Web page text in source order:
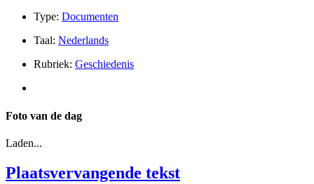
Type: Documenten
Taal: Nederlands
Rubriek: Geschiedenis
Foto van de dag
Laden...
Plaatsvervangende tekst